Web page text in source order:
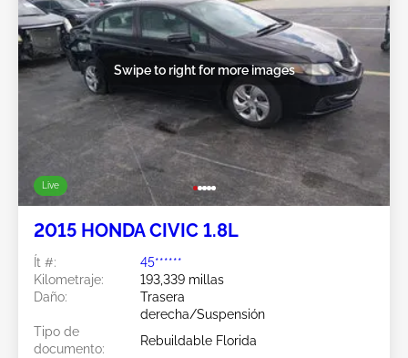
Live
Swipe to right for more images
2015 HONDA CIVIC 1.8L
Ít #:
45******
Kilometraje:
193,339 millas
Daño:
Trasera
derecha/Suspensión
Tipo de
documento:
Rebuildable Florida